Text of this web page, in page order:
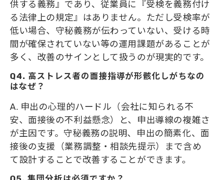
供する義務』であり、従業員に『受検を義務付け
る法律上の規定』はありません。ただし受検率が
低い場合、守秘義務が伝わっていない、受ける時
間が確保されていない等の運用課題があることが
多く、改善のサインとして扱うのが現実的です。
Q4. 高ストレス者の面接指導が形骸化しがちなの
はなぜ？
A. 申出の心理的ハードル（会社に知られる不
安、面接後の不利益懸念）と、申出導線の複雑さ
が主因です。守秘義務の説明、申出の簡素化、面
接後の支援（業務調整・相談先提示）まで含め
て設計することで改善することができます。